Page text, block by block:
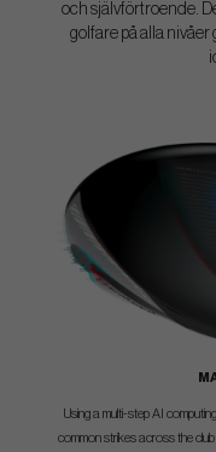
och självförtroende.
golfare på alla
Using a multi-step AI
common strikes across the